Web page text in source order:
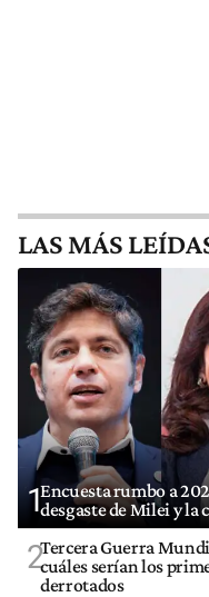
LAS MÁS
1Encuesta rumbo a
desgaste de Milei y la
2Tercera Guerra
cuáles serían los
derrotados